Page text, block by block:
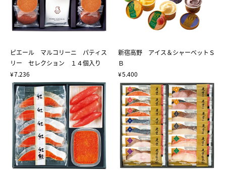
ピエール マルコリーニ パティス
リー セレクション １４個入り
7,236
新宿高野 アイス＆シャーベットＳ
Ｂ
5,400